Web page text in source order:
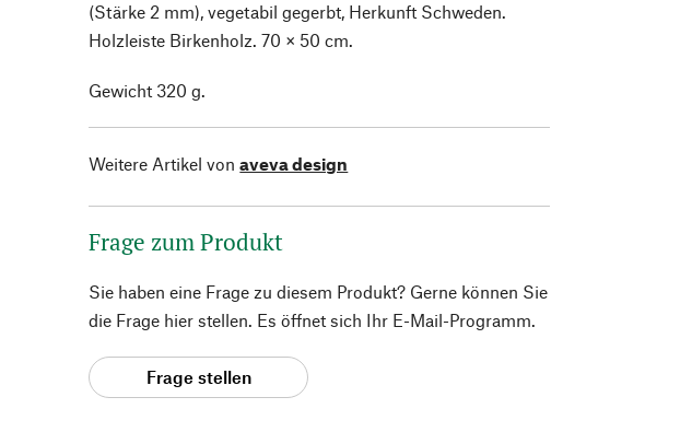
(Stärke 2 mm), vegetabil gegerbt, Herkunft Schweden.
Holzleiste Birkenholz. 70 × 50 cm.
Gewicht 320 g.
Weitere Artikel von aveva design
Frage zum Produkt
Sie haben eine Frage zu diesem Produkt? Gerne können Sie
die Frage hier stellen. Es öffnet sich Ihr E-Mail-Programm.
Frage stellen